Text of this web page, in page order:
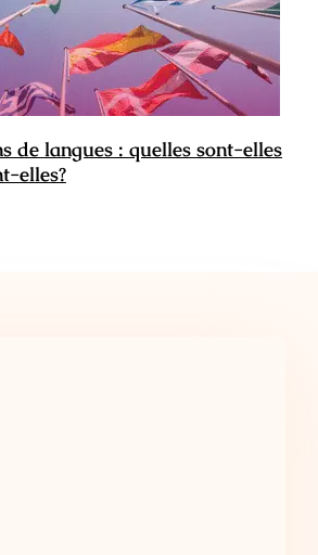
de langues : quelles sont-elles
elles?